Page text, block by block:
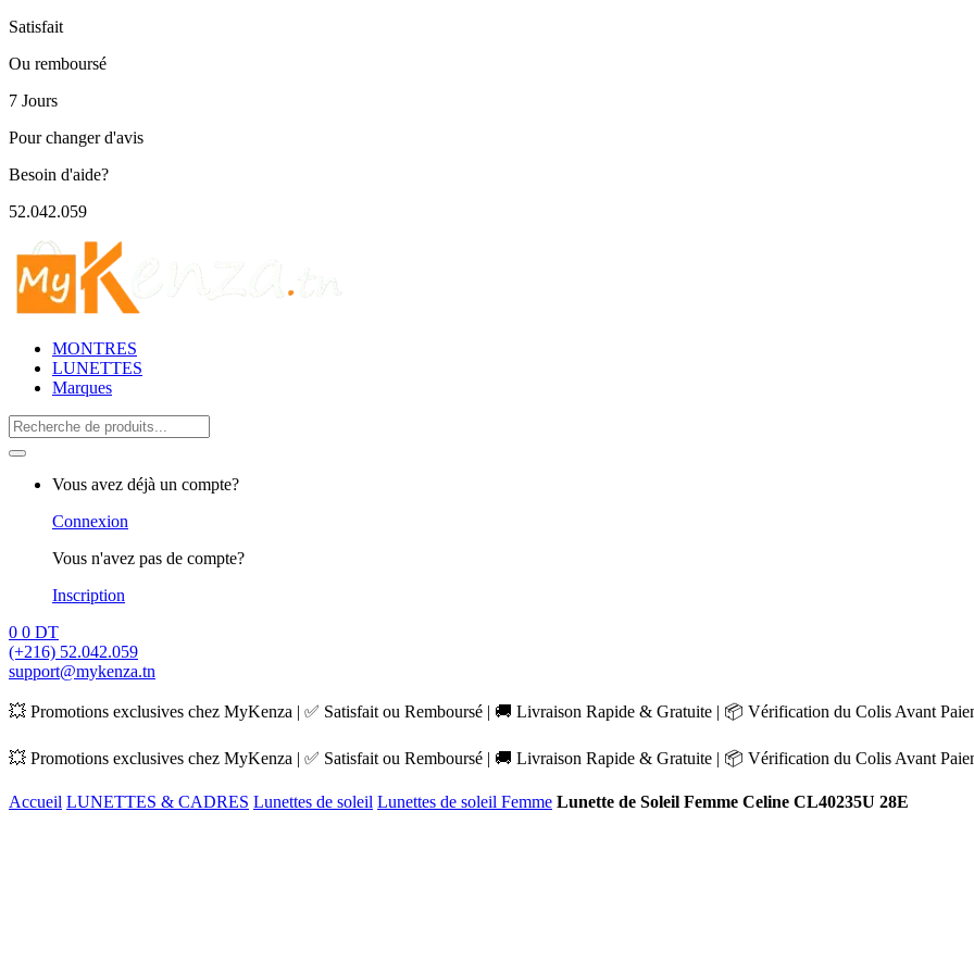
Satisfait
Ou remboursé
7 Jours
Pour changer d'avis
Besoin d'aide?
52.042.059
MONTRES
LUNETTES
Marques
Search
for:
Vous avez déjà un compte?
Connexion
Vous n'avez pas de compte?
Inscription
0 0 DT
(+216) 52.042.059
support@mykenza.tn
💥 Promotions exclusives chez MyKenza | ✅ Satisfait ou Remboursé | 🚚 Livraison Rapide & Gratuite | 📦 Vérification du Colis Avant
💥 Promotions exclusives chez MyKenza | ✅ Satisfait ou Remboursé | 🚚 Livraison Rapide & Gratuite | 📦 Vérification du Colis Avant
Accueil LUNETTES & CADRES Lunettes de soleil Lunettes de soleil Femme Lunette de Soleil Femme Celine CL40235U 28E